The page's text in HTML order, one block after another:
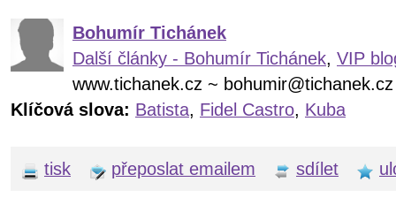
Bohumír Tichánek
Další články - Bohumír Tichánek, VIP
www.tichanek.cz ~ bohumir@tichanek.cz
Klíčová slova: Batista, Fidel Castro, Kuba
tisk přeposlat emailem sdílet